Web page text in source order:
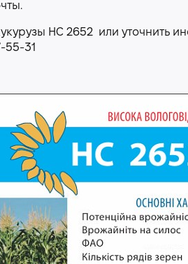
НС 2652 или уточнить
55-31